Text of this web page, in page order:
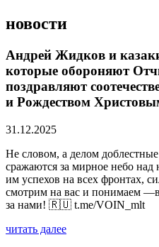
новости
Андрей Жидков и
которые обороняют
поздравляют
и Рождеством
31.12.2025
Не словом, а делом
сражаются за мирное небо
им успехов на всех фронтах,
смотрим на вас и понимаем
за нами! 🇷🇺 t.me/VOIN_mlt
читать далее